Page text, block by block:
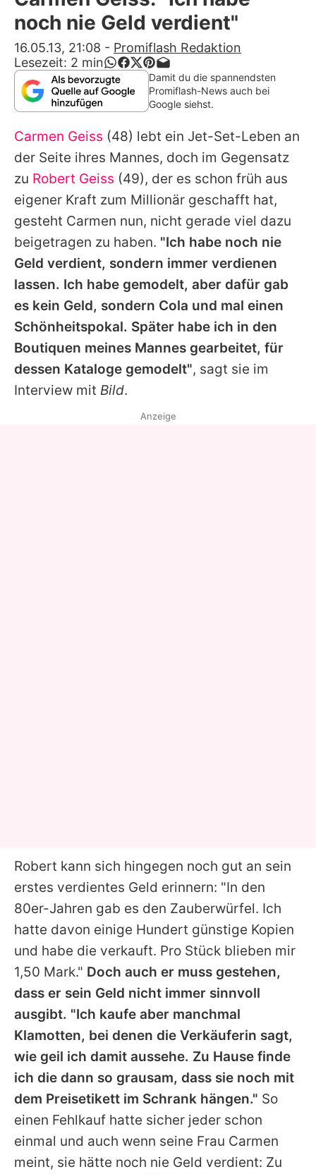
Alle Themen auf Promiflash
App runterladen
Team
Redaktionelle Richtlinien
Impressum
Datenschutzerklärung
Nutzungsbedingungen
Utiq verwalten
noch nie Geld verdient"
16.05.13, 21:08 - Promiflash Redaktion
Lesezeit: 2 min
Damit du die spannendsten
Promiflash-News auch bei
Google siehst.
Carmen Geiss (48) lebt ein Jet-Set-Leben an
der Seite ihres Mannes, doch im Gegensatz
zu Robert Geiss (49), der es schon früh aus
eigener Kraft zum Millionär geschafft hat,
gesteht Carmen nun, nicht gerade viel dazu
beigetragen zu haben. "Ich habe noch nie
Geld verdient, sondern immer verdienen
lassen. Ich habe gemodelt, aber dafür gab
es kein Geld, sondern Cola und mal einen
Schönheitspokal. Später habe ich in den
Boutiquen meines Mannes gearbeitet, für
dessen Kataloge gemodelt", sagt sie im
Interview mit Bild.
Robert kann sich hingegen noch gut an sein
erstes verdientes Geld erinnern: "In den
80er-Jahren gab es den Zauberwürfel. Ich
hatte davon einige Hundert günstige Kopien
und habe die verkauft. Pro Stück blieben mir
1,50 Mark." Doch auch er muss gestehen,
dass er sein Geld nicht immer sinnvoll
ausgibt. "Ich kaufe aber manchmal
Klamotten, bei denen die Verkäuferin sagt,
wie geil ich damit aussehe. Zu Hause finde
ich die dann so grausam, dass sie noch mit
dem Preisetikett im Schrank hängen." So
einen Fehlkauf hatte sicher jeder schon
einmal und auch wenn seine Frau Carmen
meint, sie hätte noch nie Geld verdient: Zu
Anzeige